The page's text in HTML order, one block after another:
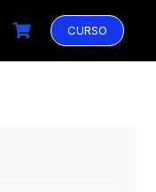
CURSO